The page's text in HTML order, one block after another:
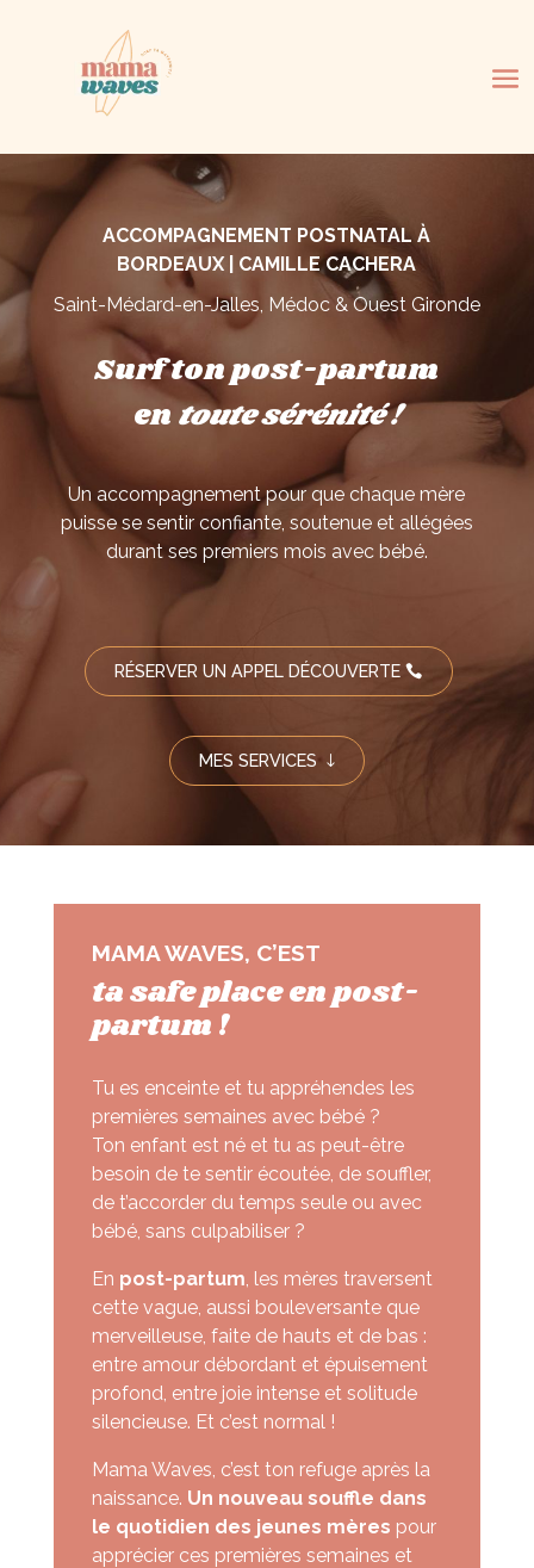
ACCOMPAGNEMENT POSTNATALÀ
BORDEAUX | CAMILLE CACHERA
Saint-Médard-en-Jalles, Médoc & Ouest Gironde
Surf ton post-partum
en toute sérénité !
Un accompagnement pour que chaque mère
puisse se sentir confiante, soutenue et allégées
durant ses premiers mois avec bébé.
RÉSERVER UN APPEL DÉCOUVERTE
MES SERVICES
MAMA WAVES, C’EST
ta safe place en post-
partum !
Tu es enceinte et tu appréhendes les
premières semaines avec bébé ?
Ton enfant est né et tu as peut-être
besoin de te sentir écoutée, de souffler,
de t’accorder du temps seule ou avec
bébé, sans culpabiliser ?
En post-partum, les mères traversent
cette vague, aussi bouleversante que
merveilleuse, faite de hauts et de bas :
entre amour débordant et épuisement
profond, entre joie intense et solitude
silencieuse. Et c’est normal !
Mama Waves, c’est ton refuge après la
naissance. Un nouveau souffle dans
le quotidien des jeunes mères pour
apprécier ces premières semaines et